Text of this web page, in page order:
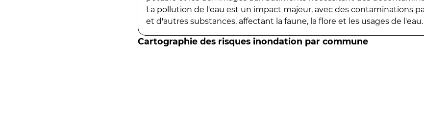
La pollution de l'eau est un impact majeur, avec des contaminations
et d'autres substances, affectant la faune, la flore et les usages de l'eau.
Cartographie des risques inondation par commune